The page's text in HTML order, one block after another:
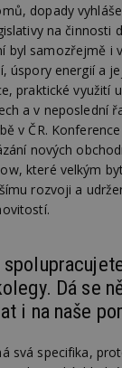
dopady
na činnosti
byl samozřejmě i
úspory energií a
praktické využití
a v neposlední
v ČR.
nových
které velkým
rozvoji a
Dá se
i na naše
svá specifika,
53599847-1